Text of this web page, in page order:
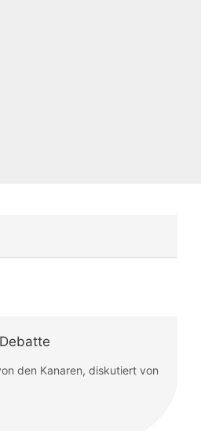
den Kanaren, diskutiert von